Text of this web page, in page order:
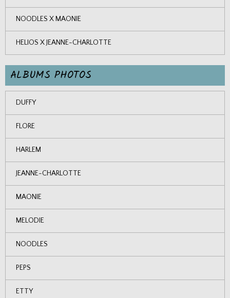
NOODLES X MAONIE
HELIOS X JEANNE-CHARLOTTE
ALBUMS PHOTOS
DUFFY
FLORE
HARLEM
JEANNE-CHARLOTTE
MAONIE
MELODIE
NOODLES
PEPS
ETTY